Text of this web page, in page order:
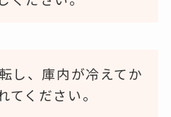
し、庫内が冷えてか
てください。